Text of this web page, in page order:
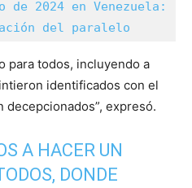
2024 en Venezuela:
del paralelo
para todos, incluyendo a
identificados con el
decepcionados”, expresó.
A HACER UN
DONDE